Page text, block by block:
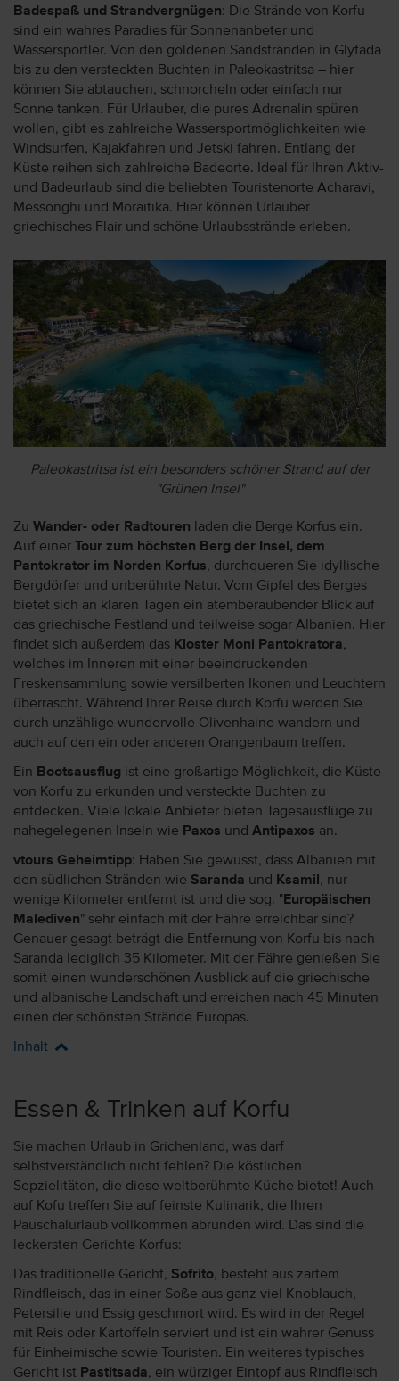
Badespaß und Strandvergnügen: Die Strände von Korfu
sind ein wahres Paradies für Sonnenanbeter und
Wassersportler. Von den goldenen Sandstränden in Glyfada
bis zu den versteckten Buchten in Paleokastritsa – hier
können Sie abtauchen, schnorcheln oder einfach nur
Sonne tanken. Für Urlauber, die pures Adrenalin spüren
wollen, gibt es zahlreiche Wassersportmöglichkeiten wie
Windsurfen, Kajakfahren und Jetski fahren. Entlang der
Küste reihen sich zahlreiche Badeorte. Ideal für Ihren Aktiv-
und Badeurlaub sind die beliebten Touristenorte Acharavi,
Messonghi und Moraitika. Hier können Urlauber
griechisches Flair und schöne Urlaubsstrände erleben.
Paleokastritsa ist ein besonders schöner Strand auf der
"Grünen Insel"
Zu Wander- oder Radtouren laden die Berge Korfus ein.
Auf einer Tour zum höchsten Berg der Insel, dem
Pantokrator im Norden Korfus, durchqueren Sie idyllische
Bergdörfer und unberührte Natur. Vom Gipfel des Berges
bietet sich an klaren Tagen ein atemberaubender Blick auf
das griechische Festland und teilweise sogar Albanien. Hier
findet sich außerdem das Kloster Moni Pantokratora,
welches im Inneren mit einer beeindruckenden
Freskensammlung sowie versilberten Ikonen und Leuchtern
überrascht. Während Ihrer Reise durch Korfu werden Sie
durch unzählige wundervolle Olivenhaine wandern und
auch auf den ein oder anderen Orangenbaum treffen.
Ein Bootsausflug ist eine großartige Möglichkeit, die Küste
von Korfu zu erkunden und versteckte Buchten zu
entdecken. Viele lokale Anbieter bieten Tagesausflüge zu
nahegelegenen Inseln wie Paxos und Antipaxos an.
vtours Geheimtipp: Haben Sie gewusst, dass Albanien mit
den südlichen Stränden wie Saranda und Ksamil , nur
wenige Kilometer entfernt ist und die sog. "Europäischen
Malediven" sehr einfach mit der Fähre erreichbar sind?
Genauer gesagt beträgt die Entfernung von Korfu bis nach
Saranda lediglich 35 Kilometer. Mit der Fähre genießen Sie
somit einen wunderschönen Ausblick auf die griechische
und albanische Landschaft und erreichen nach 45 Minuten
einen der schönsten Strände Europas.
Inhalt
Essen & Trinken auf Korfu
Sie machen Urlaub in Grichenland, was darf
selbstverständlich nicht fehlen? Die köstlichen
Sepzielitäten, die diese weltberühmte Küche bietet! Auch
auf Kofu treffen Sie auf feinste Kulinarik, die Ihren
Pauschalurlaub vollkommen abrunden wird. Das sind die
leckersten Gerichte Korfus:
Das traditionelle Gericht, Sofrito, besteht aus zartem
Rindfleisch, das in einer Soße aus ganz viel Knoblauch,
Petersilie und Essig geschmort wird. Es wird in der Regel
mit Reis oder Kartoffeln serviert und ist ein wahrer Genuss
für Einheimische sowie Touristen. Ein weiteres typisches
Gericht ist Pastitsada, ein würziger Eintopf aus Rindfleisch